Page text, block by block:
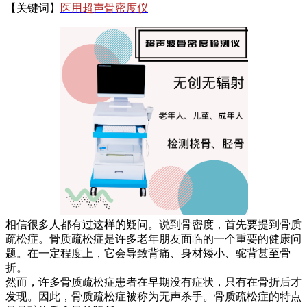
【关键词】
医用超声骨密度仪
相信很多人都有过这样的疑问。说到骨密度，首先要提到骨质
疏松症。骨质疏松症是许多老年朋友面临的一个重要的健康问
题。在一定程度上，它会导致背痛、身材矮小、驼背甚至骨
折。
然而，许多骨质疏松症患者在早期没有症状，只有在骨折后才
发现。因此，骨质疏松症被称为无声杀手。骨质疏松症的特点